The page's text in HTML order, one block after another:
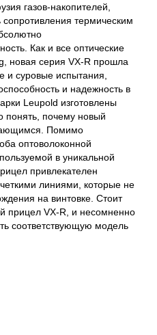
газов-накопителей,
термическим
Как и все оптические
новая серия VX-R прошла
и суровые испытания,
и надежность в
Leupold изготовлены
понять, почему новый
Помимо
оптоволоконной
в уникальной
привлекателен
линиями, которые не
на винтовке. Стоит
прицел VX-R, и несомненно
соответствующую модель